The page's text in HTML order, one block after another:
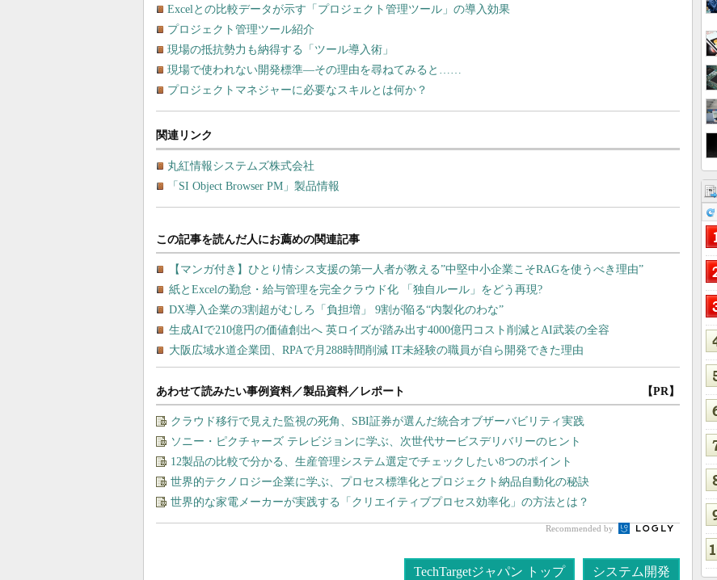
Excelとの比較データが示す「プロジェクト管理ツール」の導入効果
プロジェクト管理ツール紹介
現場の抵抗勢力も納得する「ツール導入術」
現場で使われない開発標準―その理由を尋ねてみると……
プロジェクトマネジャーに必要なスキルとは何か？
関連リンク
丸紅情報システムズ株式会社
「SI Object Browser PM」製品情報
あわせて読みたい事例資料／製品資料／レポート 【PR】
クラウド移行で見えた監視の死角、SBI証券が選んだ統合オブザーバビリティ実践
ソニー・ピクチャーズ テレビジョンに学ぶ、次世代サービスデリバリーのヒント
12製品の比較で分かる、生産管理システム選定でチェックしたい8つのポイント
世界的テクノロジー企業に学ぶ、プロセス標準化とプロジェクト納品自動化の秘訣
世界的な家電メーカーが実践する「クリエイティブプロセス効率化」の方法とは？
Recommended by
TechTargetジャパン トップ システム開発